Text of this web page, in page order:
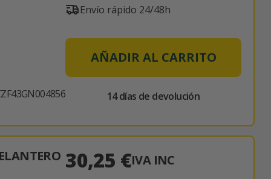
Envío rápido 24/48h
AÑADIR AL CARRITO
14 días de devolución
30,25 €IVA INC